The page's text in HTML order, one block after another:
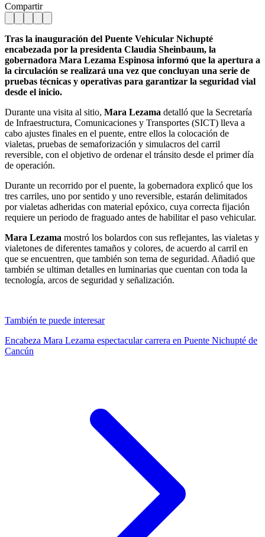
Compartir
Tras la inauguración del Puente Vehicular Nichupté
encabezada por la presidenta Claudia Sheinbaum, la
gobernadora Mara Lezama Espinosa informó que la apertura a
la circulación se realizará una vez que concluyan una serie de
pruebas técnicas y operativas para garantizar la seguridad vial
desde el inicio.
Durante una visita al sitio, Mara Lezama detalló que la Secretaría
de Infraestructura, Comunicaciones y Transportes (SICT) lleva a
cabo ajustes finales en el puente, entre ellos la colocación de
vialetas, pruebas de semaforización y simulacros del carril
reversible, con el objetivo de ordenar el tránsito desde el primer día
de operación.
Durante un recorrido por el puente, la gobernadora explicó que los
tres carriles, uno por sentido y uno reversible, estarán delimitados
por vialetas adheridas con material epóxico, cuya correcta fijación
requiere un periodo de fraguado antes de habilitar el paso vehicular.
Mara Lezama mostró los bolardos con sus reflejantes, las vialetas y
vialetones de diferentes tamaños y colores, de acuerdo al carril en
que se encuentren, que también son tema de seguridad. Añadió que
también se ultiman detalles en luminarias que cuentan con toda la
tecnología, arcos de seguridad y señalización.
También te puede interesar
Encabeza Mara Lezama espectacular carrera en Puente Nichupté de
Cancún